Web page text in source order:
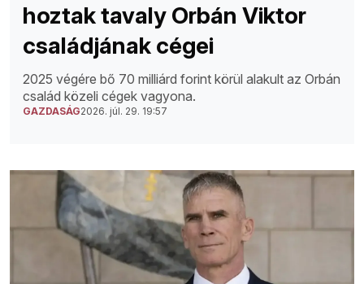
hoztak tavaly Orbán Viktor
családjának cégei
2025 végére bő 70 milliárd forint körül alakult az Orbán
család közeli cégek vagyona.
GAZDASÁG2026. júl. 29. 19:57